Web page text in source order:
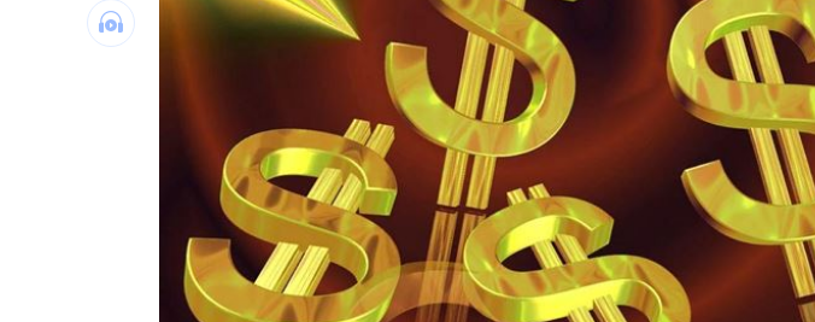
台灣彩券開獎直播中
15:27
三立iNEWS新聞台線上直播 18:00
商場戰國來臨 台中「頂奢大道」逐漸成形 12:00
「拍片人的多重宇宙」職涯論壇9/12登場！ 10:30
8國球員齊聚高雄 Formosa 7s掀足球熱潮 10:00